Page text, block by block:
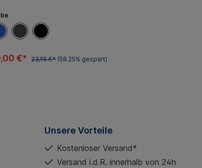
€* 23,95 €* (58.25% gespart)
Unsere Vorteile
Kostenloser Versand*
Versand i.d.R. innerhalb von 24h